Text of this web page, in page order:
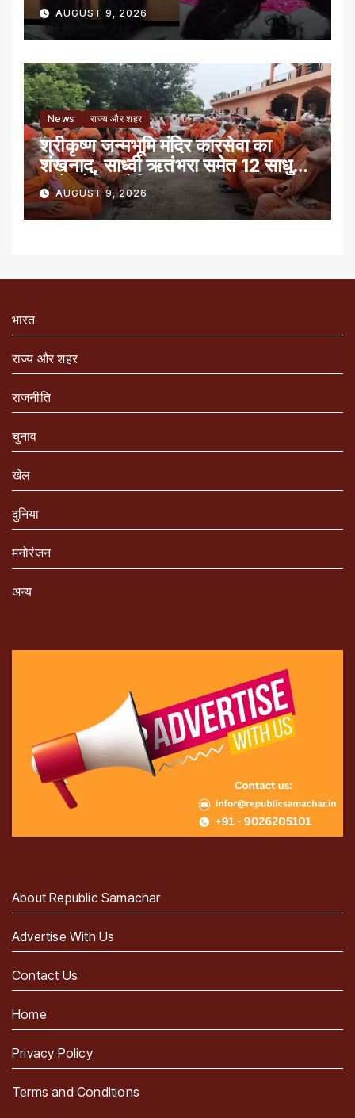
AUGUST 9, 2026
News राज्य और शहर
श्रीकृष्ण जन्मभूमि मंदिर कारसेवा का
शंखनाद, साध्वी ऋतंभरा समेत 12 साधु-
संतों को रेड नोटिस
AUGUST 9, 2026
भारत
राज्य और शहर
राजनीति
चुनाव
खेल
दुनिया
मनोरंजन
अन्य
About Republic Samachar
Advertise With Us
Contact Us
Home
Privacy Policy
Terms and Conditions